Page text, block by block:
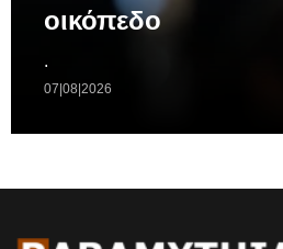
οικόπεδο
.
07|08|2026